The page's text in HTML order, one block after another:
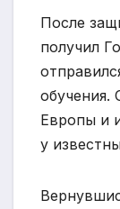
После
получил
обучения.
Европы и
у